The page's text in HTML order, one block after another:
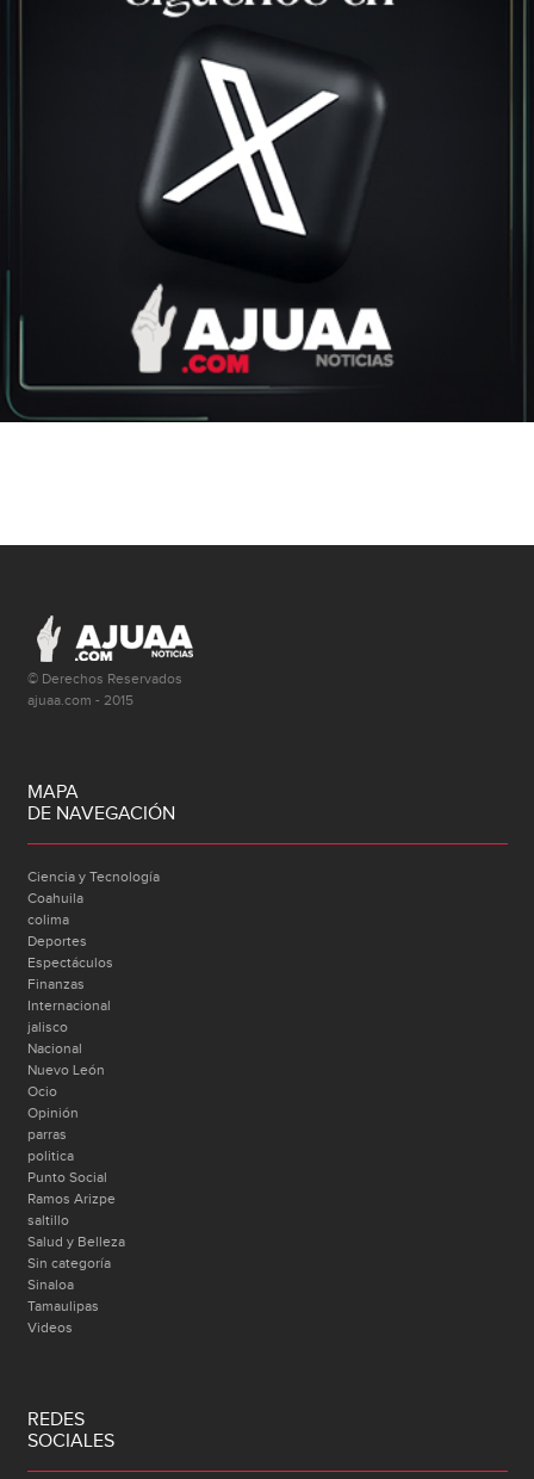
© Derechos Reservados
ajuaa.com - 2015
MAPA
DE NAVEGACIÓN
Ciencia y Tecnología
Coahuila
colima
Deportes
Espectáculos
Finanzas
Internacional
jalisco
Nacional
Nuevo León
Ocio
Opinión
parras
politica
Punto Social
Ramos Arizpe
saltillo
Salud y Belleza
Sin categoría
Sinaloa
Tamaulipas
Videos
REDES
SOCIALES